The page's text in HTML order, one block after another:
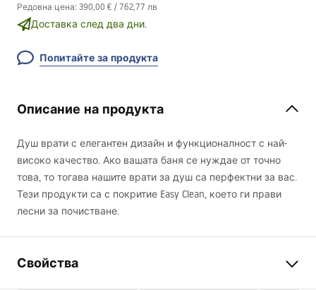
Редовна цена: 390,00 € / 762,77 лв
Доставка след два дни.
Попитайте за продукта
Описание на продукта
Душ врати с елегантен дизайн и функционалност с най-
високо качество. Ако вашата баня се нуждае от точно
това, то тогава нашите врати за душ са перфектни за вас.
Тези продукти са с покритие Easy Clean, което ги прави
лесни за почистване.
Свойства